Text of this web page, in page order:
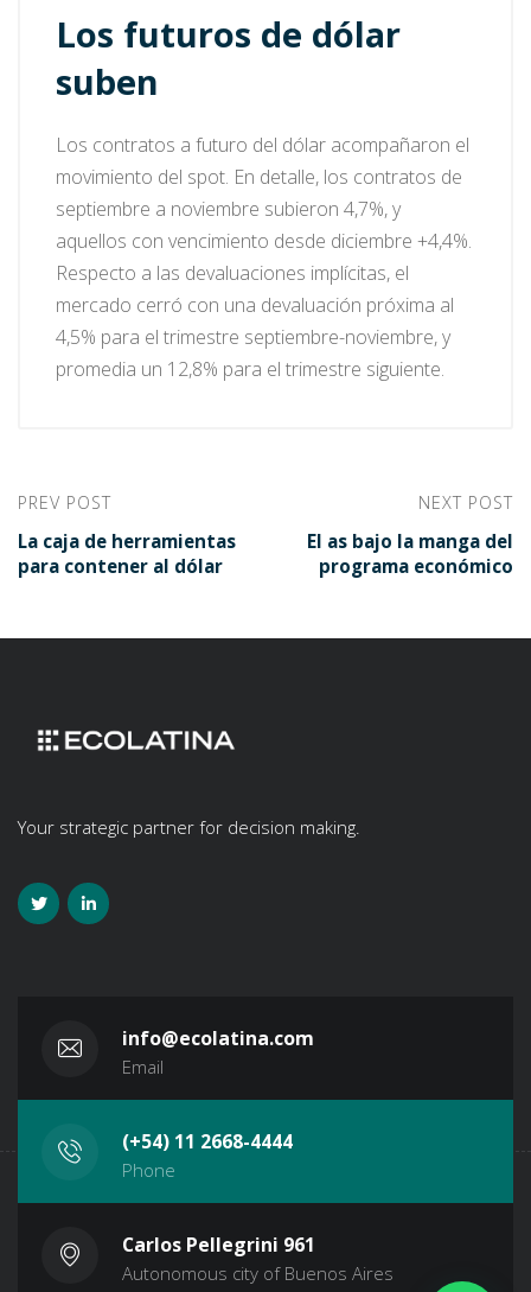
Los futuros de dólar
suben
Los contratos a futuro del dólar acompañaron el
movimiento del spot. En detalle, los contratos de
septiembre a noviembre subieron 4,7%, y
aquellos con vencimiento desde diciembre +4,4%.
Respecto a las devaluaciones implícitas, el
mercado cerró con una devaluación próxima al
4,5% para el trimestre septiembre-noviembre, y
promedia un 12,8% para el trimestre siguiente.
PREV POST
La caja de herramientas
para contener al dólar
NEXT POST
El as bajo la manga del
programa económico
Your strategic partner for decision making.
info@ecolatina.com
Email
(+54) 11 2668-4444
Phone
Carlos Pellegrini 961
Autonomous city of Buenos Aires